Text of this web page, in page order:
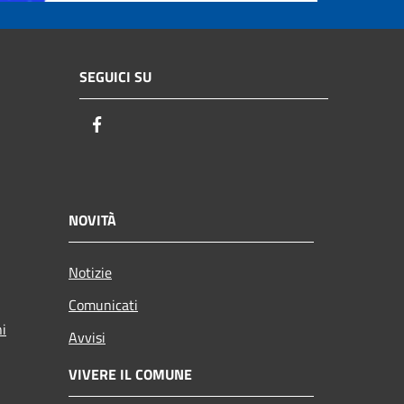
SEGUICI SU
NOVITÀ
Notizie
Comunicati
Avvisi
VIVERE IL COMUNE